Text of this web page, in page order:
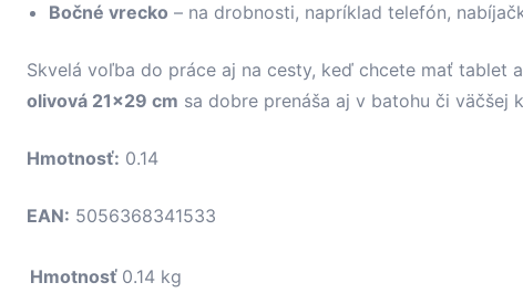
Bočné vrecko – na drobnosti, napríklad telefón,
Skvelá voľba do práce aj na cesty, keď chcete mať tablet
olivová 21×29 cm sa dobre prenáša aj v batohu či väčšej
Hmotnosť: 0.14
EAN: 5056368341533
Hmotnosť 0.14 kg